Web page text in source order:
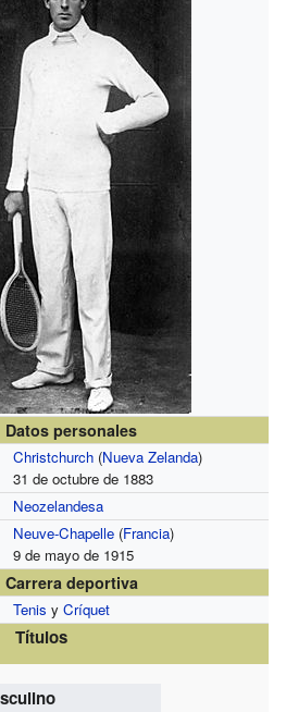
Datos personales
Christchurch(Nueva Zelanda)
31 de octubre de 1883
Neozelandesa
Neuve-Chapelle(Francia)
9 de mayo de 1915
Carrera deportiva
Tenis y Críquet
Títulos